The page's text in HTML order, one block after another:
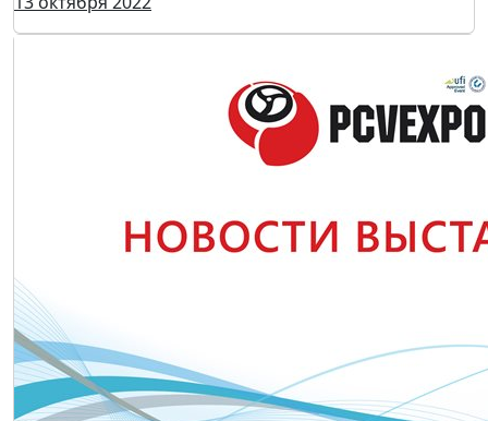
ПРЕСС-РЕЛИЗ Москва, 13 октября 2022